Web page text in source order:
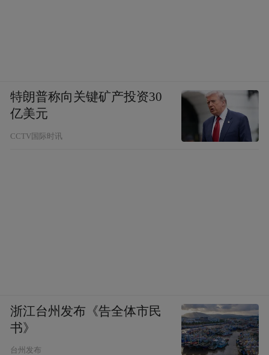
特朗普称向关键矿产投资30
亿美元
CCTV国际时讯
浙江台州发布《告全体市民
书》
台州发布